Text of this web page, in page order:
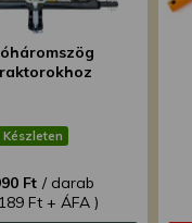
Készleten
Ft / darab
Ft + ÁFA )